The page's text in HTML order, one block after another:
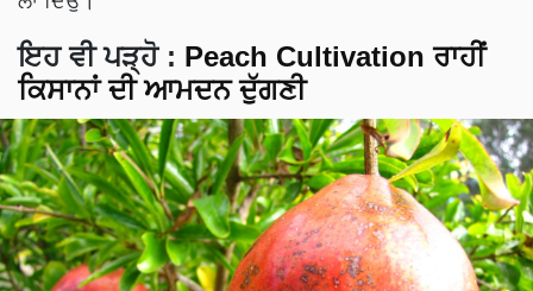
ਇਹ ਵੀ ਪੜ੍ਹੋ : Peach Cultivation ਰਾਹੀਂ
ਕਿਸਾਨਾਂ ਦੀ ਆਮਦਨ ਦੁੱਗਣੀ